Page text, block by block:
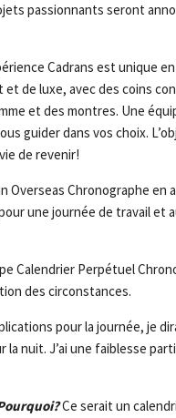
passionnants seront
Cadrans est unique
de luxe, avec des coins
et des montres. Une
guider dans vos choix.
de revenir!
Overseas Chronographe en
une journée de travail et
Calendrier Perpétuel
des circonstances.
pour la journée, je
nuit. J’ai une faiblesse
Ce serait un